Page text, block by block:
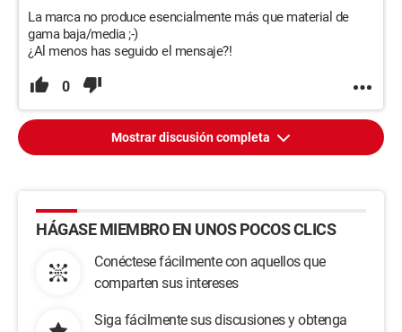
La marca no produce esencialmente más que material de
gama baja/media ;-)
¿Al menos has seguido el mensaje?!
0
Mostrar discusión completa
HÁGASE MIEMBRO EN UNOS POCOS CLICS
Conéctese fácilmente con aquellos que
comparten sus intereses
Siga fácilmente sus discusiones y obtenga